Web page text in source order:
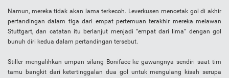
Namun, mereka tidak akan lama terkecoh. Leverkusen mencetak gol di akhir
pertandingan dalam tiga dari empat pertemuan terakhir mereka melawan
Stuttgart, dan catatan itu berlanjut menjadi “empat dari lima” dengan gol
bunuh diri kedua dalam pertandingan tersebut.
Stiller mengalihkan umpan silang Boniface ke gawangnya sendiri saat tim
tamu bangkit dari ketertinggalan dua gol untuk mengulang kisah serupa